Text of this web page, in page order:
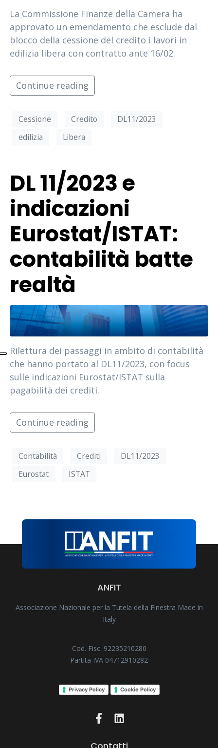
La Commissione Finanze della Camera ha
approvato un emendamento che esclude dal
blocco della cessione del credito i lavori in
edilizia libera con contratto ante 16/02.
Continue reading
Cessione Credito
DL11/2023
edilizia
Libera
DL 11/2023 e
indicazioni
Eurostat/ISTAT:
contabilità batte
realtà
Rilettura dei passaggi in ambito di contabilità
che hanno portato al DL11/2023, con focus
sulle indicazioni Eurostat/ISTAT sulla
pagabilità dei crediti.
Continue reading
Contabilità Crediti
DL11/2023
Eurostat
ISTAT
ANFIT
Associazione Nazionale per la Tutela della Finestra Made in
Italy
Cod. Fisc. 92235210280
Partita IVA 04712910282
Privacy Policy Cookie Policy